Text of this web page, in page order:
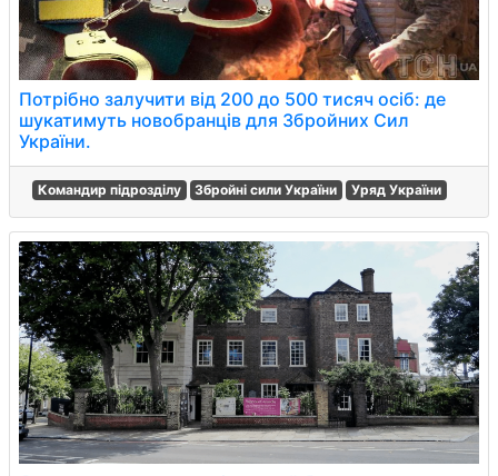
Потрібно залучити від 200 до 500 тисяч осіб: де
шукатимуть новобранців для Збройних Сил
України.
Командир підрозділу Збройні сили України Уряд України